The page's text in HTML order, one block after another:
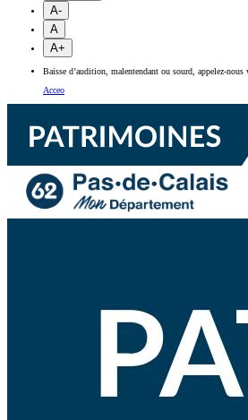
A-
A
A+
Baisse d’audition, malentendant ou sourd, appelez-nous
Acceo